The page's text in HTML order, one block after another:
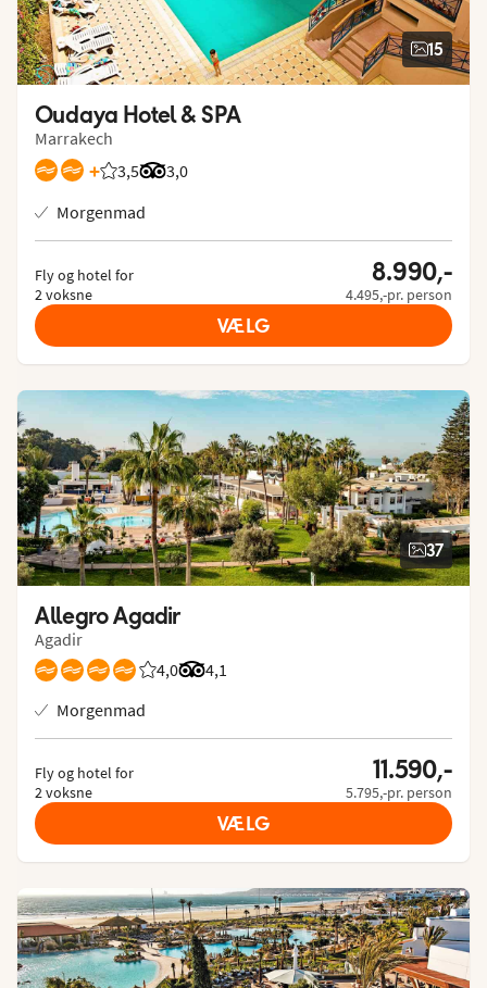
15
Oudaya Hotel & SPA
Marrakech
+ 3,5
Bedømmelse fra Spies gæster: 3.533/5
3,0
Bedømmelse fra Tripadvisor: 3 of 5
Morgenmad
Fly og hotel for
2 voksne
8.990,-
4.495,-pr. person
VÆLG
37
Allegro Agadir
Agadir
4,0
Bedømmelse fra Spies gæster: 4/5
4,1
Bedømmelse fra Tripadvisor: 4.1 of 5
Morgenmad
Fly og hotel for
2 voksne
11.590,-
5.795,-pr. person
VÆLG